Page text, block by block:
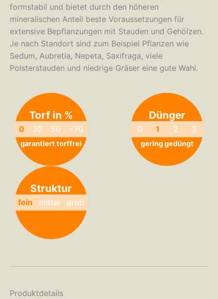
formstabil und bietet durch den höheren
mineralischen Anteil beste Voraussetzungen für
extensive Bepflanzungen mit Stauden und Gehölzen.
Je nach Standort sind zum Beispiel Pflanzen wie
Sedum, Aubretia, Nepeta, Saxifraga, viele
Polsterstauden und niedrige Gräser eine gute Wahl.
Torf in %
0 30 50 <70
garantiert torffrei
Dünger
0 1 2 3
gering gedüngt
Struktur
fein mittel grob
Produktdetails